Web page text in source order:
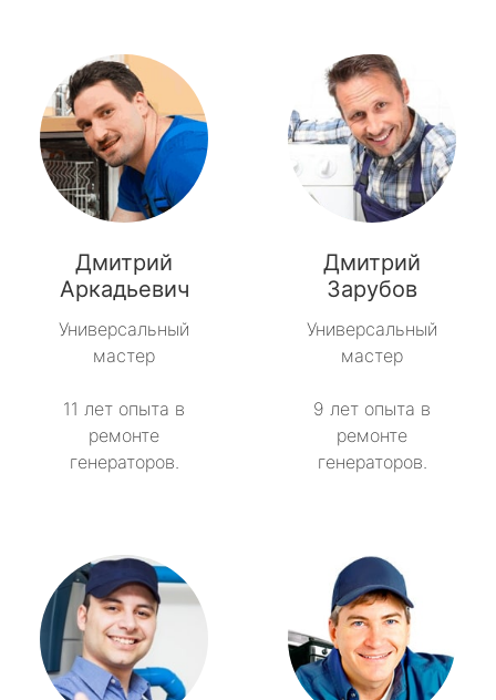
Дмитрий
Аркадьевич
Универсальный
мастер
11 лет опыта в
ремонте
генераторов.
Дмитрий
Зарубов
Универсальный
мастер
9 лет опыта в
ремонте
генераторов.